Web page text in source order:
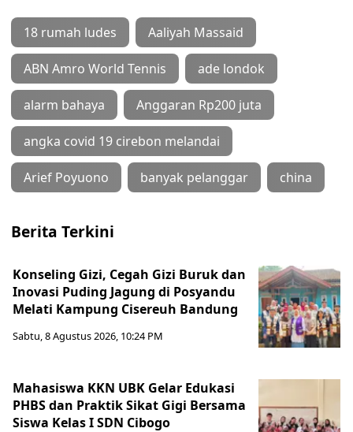
18 rumah ludes Aaliyah Massaid
ABN Amro World Tennis ade londok
alarm bahaya Anggaran Rp200 juta
angka covid 19 cirebon melandai
Arief Poyuono banyak pelanggar china
Berita Terkini
Konseling Gizi, Cegah Gizi Buruk dan
Inovasi Puding Jagung di Posyandu
Melati Kampung Cisereuh Bandung
Sabtu, 8 Agustus 2026, 10:24 PM
Mahasiswa KKN UBK Gelar Edukasi
PHBS dan Praktik Sikat Gigi Bersama
Siswa Kelas I SDN Cibogo